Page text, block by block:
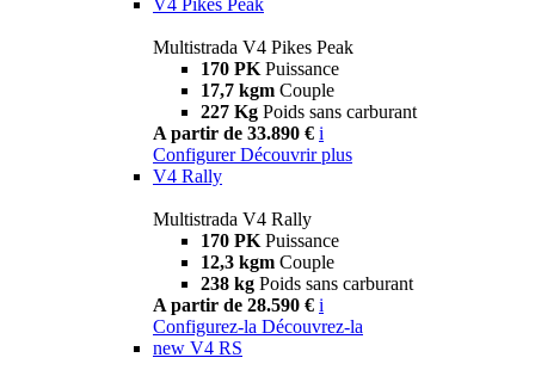
Multistrada V4 Pikes Peak
170 PK Puissance
17,7 kgm Couple
227 Kg Poids sans carburant
A partir de 33.890 € i
Configurer Découvrir plus
V4 Rally
Multistrada V4 Rally
170 PK Puissance
12,3 kgm Couple
238 kg Poids sans carburant
A partir de 28.590 € i
Configurez-la Découvrez-la
new V4 RS